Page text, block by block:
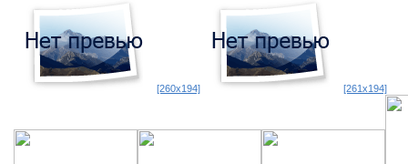
[260x194] [261x194]